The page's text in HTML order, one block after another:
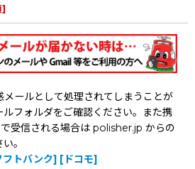
]
メールとして処理されてしまうことが
ルフォルダをご確認ください。また携
受信される場合は polisher.jp からの
。
フトバンク] [ドコモ]